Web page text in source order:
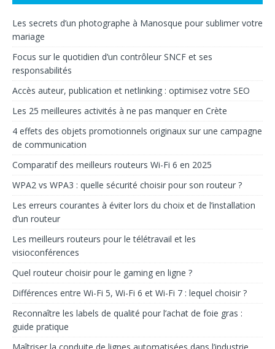
Les secrets d’un photographe à Manosque pour sublimer votre
mariage
Focus sur le quotidien d’un contrôleur SNCF et ses
responsabilités
Accès auteur, publication et netlinking : optimisez votre SEO
Les 25 meilleures activités à ne pas manquer en Crète
4 effets des objets promotionnels originaux sur une campagne
de communication
Comparatif des meilleurs routeurs Wi-Fi 6 en 2025
WPA2 vs WPA3 : quelle sécurité choisir pour son routeur ?
Les erreurs courantes à éviter lors du choix et de l’installation
d’un routeur
Les meilleurs routeurs pour le télétravail et les
visioconférences
Quel routeur choisir pour le gaming en ligne ?
Différences entre Wi-Fi 5, Wi-Fi 6 et Wi-Fi 7 : lequel choisir ?
Reconnaître les labels de qualité pour l’achat de foie gras :
guide pratique
Maîtriser la conduite de lignes automatisées dans l’industrie